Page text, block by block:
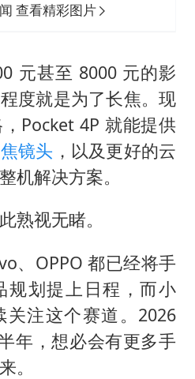
查看精彩图片
元甚至 8000 元的影
度就是为了长焦。现
Pocket 4P 就能提供
镜头 ，以及更好的云
机解决方案。
熟视无睹。
、OPPO 都已经将手
规划提上日程，而小
注这个赛道。2026
年，想必会有更多手
。